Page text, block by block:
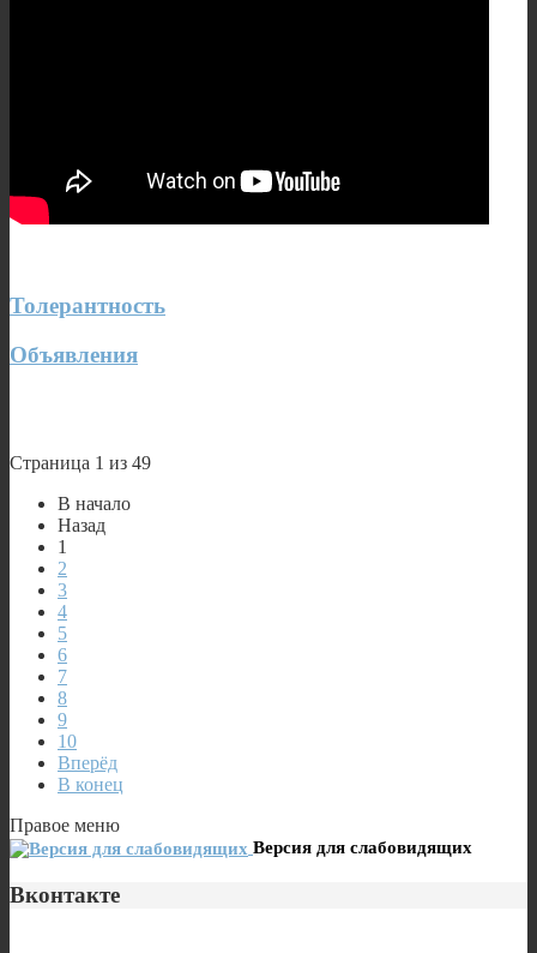
Толерантность
Объявления
Страница 1 из 49
В начало
Назад
1
2
3
4
5
6
7
8
9
10
Вперёд
В конец
Правое меню
Версия для слабовидящих
Вконтакте